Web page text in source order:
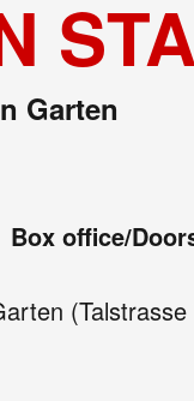
Garten
Box office/